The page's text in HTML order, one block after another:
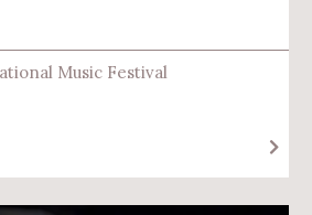
Music Festival